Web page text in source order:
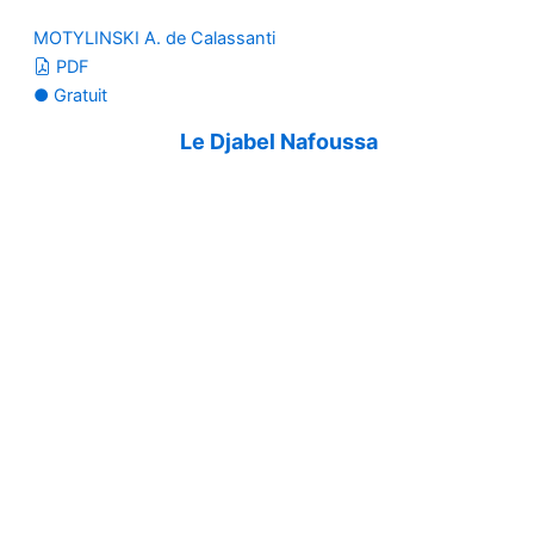
MOTYLINSKI A. de Calassanti
PDF
● Gratuit
Le Djabel Nafoussa